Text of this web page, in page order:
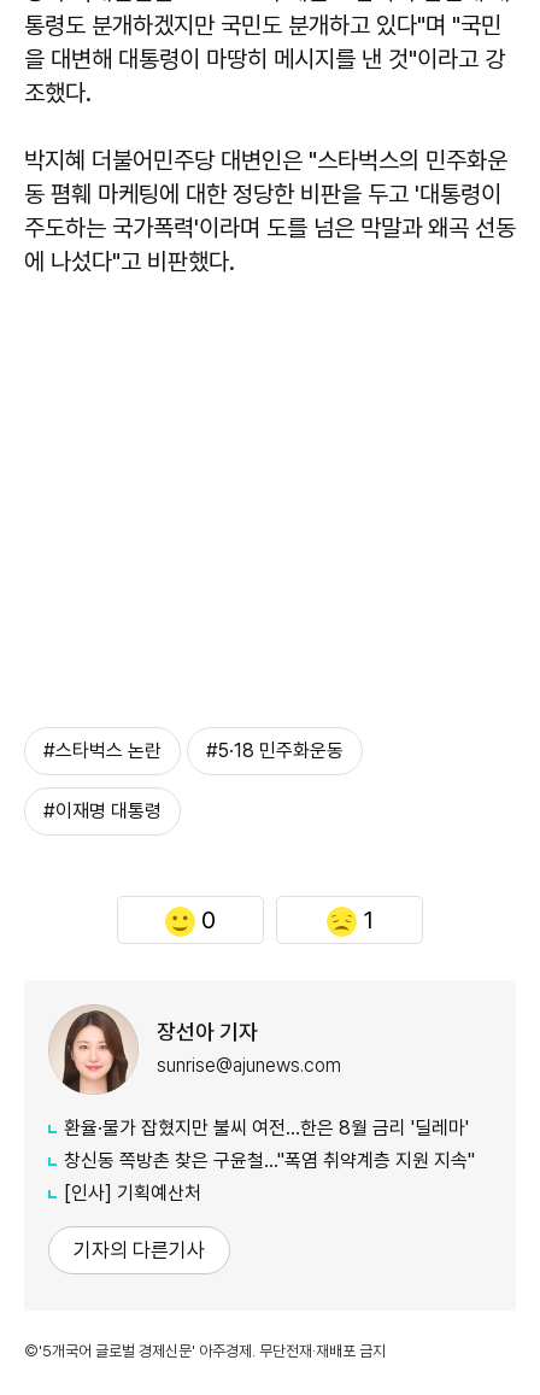
통령도 분개하겠지만 국민도 분개하고 있다"며 "국민
을 대변해 대통령이 마땅히 메시지를 낸 것"이라고 강
조했다.
박지혜 더불어민주당 대변인은 "스타벅스의 민주화운
동 폄훼 마케팅에 대한 정당한 비판을 두고 '대통령이
주도하는 국가폭력'이라며 도를 넘은 막말과 왜곡 선동
에 나섰다"고 비판했다.
#스타벅스 논란 #5·18 민주화운동
#이재명 대통령
0 1
장선아 기자
sunrise@ajunews.com
환율·물가 잡혔지만 불씨 여전...한은 8월 금리 '딜레마'
창신동 쪽방촌 찾은 구윤철…"폭염 취약계층 지원 지속"
[인사] 기획예산처
기자의 다른기사
©'5개국어 글로벌 경제신문' 아주경제. 무단전재·재배포 금지